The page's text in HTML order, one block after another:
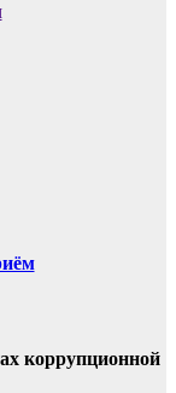
коррупционной